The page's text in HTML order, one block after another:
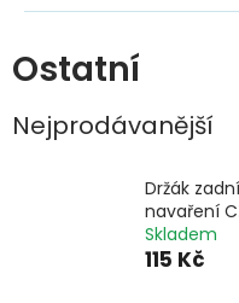
Ostatní
Nejprodávanější
Držák
navaření
Skladem
115 Kč